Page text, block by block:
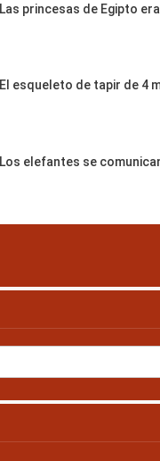
Las princesas de Egipto
El esqueleto de tapir de 4
Los elefantes se